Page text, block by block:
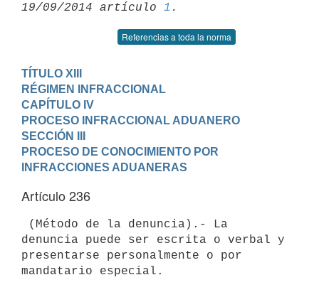
19/09/2014 artículo 1
Referencias a toda la norma
TÍTULO XIII
RÉGIMEN INFRACCIONAL
CAPÍTULO IV
PROCESO INFRACCIONAL ADUANERO
SECCIÓN III
PROCESO DE CONOCIMIENTO POR
INFRACCIONES ADUANERAS
Artículo 236
denuncia puede ser escrita o verbal y
presentarse personalmente o por